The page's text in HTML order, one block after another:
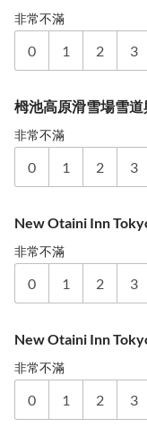
非常不滿
0 1 2 3
栂池高原滑雪場雪
非常不滿
0 1 2 3
New Otaini Inn
非常不滿
0 1 2 3
New Otaini Inn
非常不滿
0 1 2 3